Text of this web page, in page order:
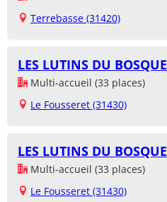
Terrebasse (31420)
LES LUTINS DU
Multi-accueil (33 places)
Le Fousseret (31430)
LES LUTINS DU
Multi-accueil (33 places)
Le Fousseret (31430)